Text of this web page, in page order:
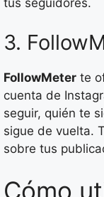
tus seguidores.
3.
FollowMeter te
cuenta de
seguir, quién te
sigue de vuelta.
sobre tus
Cómo